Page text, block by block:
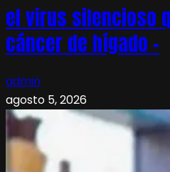
el virus silencioso
cáncer de hígado –
admin
agosto 5, 2026